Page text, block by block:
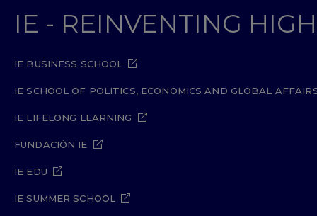
IE - REINVENTING
IE BUSINESS SCHOOL
IE SCHOOL OF POLITICS, ECONOMICS AND GLOBAL
IE LIFELONG LEARNING
FUNDACIÓN IE
IE EDU
IE SUMMER SCHOOL